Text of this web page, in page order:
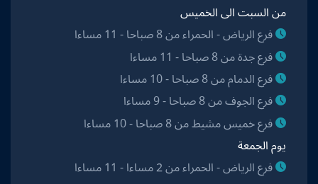
من السبت الى الخميس
فرع الرياض - الحمراء من 8 صباحا - 11 مساءا
فرع جدة من 8 صباحا - 11 مساءا
فرع الدمام من 8 صباحا - 10 مساءا
فرع الجوف من 8 صباحا - 9 مساءا
فرع خميس مشيط من 8 صباحا - 10 مساءا
يوم الجمعة
فرع الرياض - الحمراء من 2 مساءا - 11 مساءا